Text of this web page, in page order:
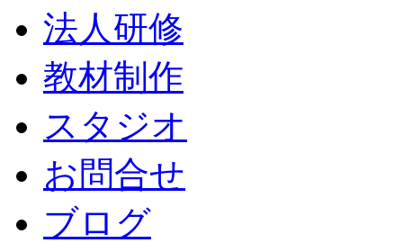
法人研修
教材制作
スタジオ
お問合せ
ブログ